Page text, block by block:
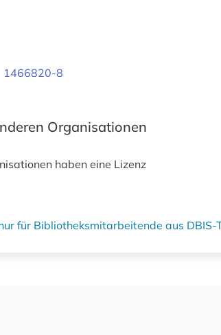
1466820-8
Organisationen
haben eine Lizenz
für Bibliotheksmitarbeitende aus DBIS-